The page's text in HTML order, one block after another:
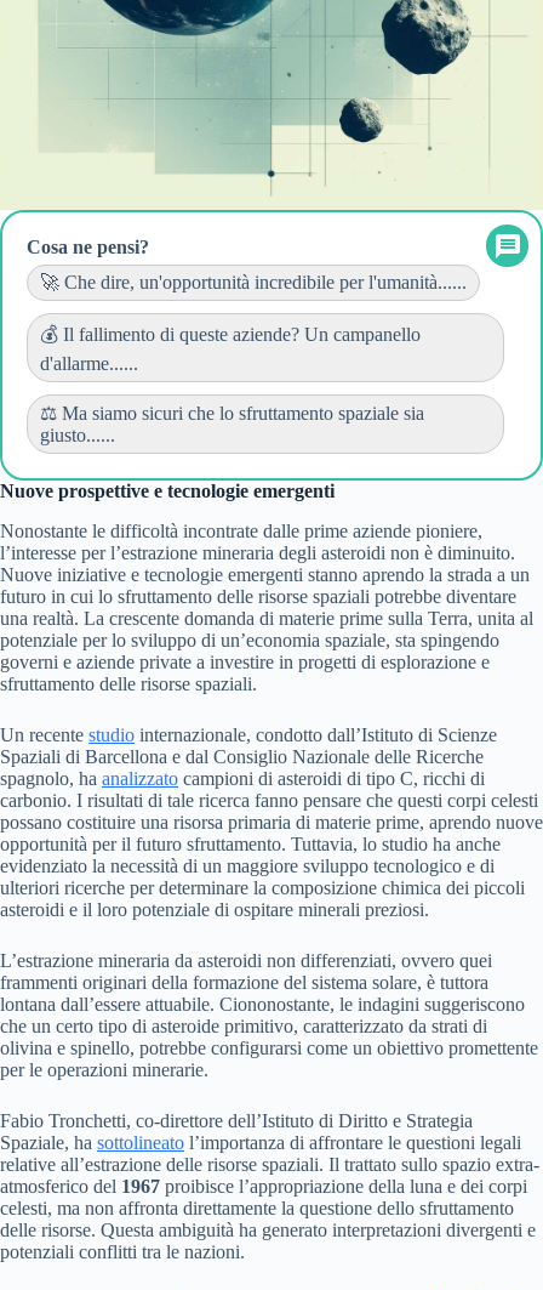
Cosa ne pensi?
🚀 Che dire, un'opportunità incredibile per l'umanità......
💰 Il fallimento di queste aziende? Un campanello
d'allarme......
⚖️ Ma siamo sicuri che lo sfruttamento spaziale sia
giusto......
Nuove prospettive e tecnologie emergenti
Nonostante le difficoltà incontrate dalle prime aziende pioniere,
l’interesse per l’estrazione mineraria degli asteroidi non è diminuito.
Nuove iniziative e tecnologie emergenti stanno aprendo la strada a un
futuro in cui lo sfruttamento delle risorse spaziali potrebbe diventare
una realtà. La crescente domanda di materie prime sulla Terra, unita al
potenziale per lo sviluppo di un’economia spaziale, sta spingendo
governi e aziende private a investire in progetti di esplorazione e
sfruttamento delle risorse spaziali.
Un recente studio internazionale, condotto dall’Istituto di Scienze
Spaziali di Barcellona e dal Consiglio Nazionale delle Ricerche
spagnolo, ha analizzato campioni di asteroidi di tipo C, ricchi di
carbonio. I risultati di tale ricerca fanno pensare che questi corpi celesti
possano costituire una risorsa primaria di materie prime, aprendo nuove
opportunità per il futuro sfruttamento. Tuttavia, lo studio ha anche
evidenziato la necessità di un maggiore sviluppo tecnologico e di
ulteriori ricerche per determinare la composizione chimica dei piccoli
asteroidi e il loro potenziale di ospitare minerali preziosi.
L’estrazione mineraria da asteroidi non differenziati, ovvero quei
frammenti originari della formazione del sistema solare, è tuttora
lontana dall’essere attuabile. Ciononostante, le indagini suggeriscono
che un certo tipo di asteroide primitivo, caratterizzato da strati di
olivina e spinello, potrebbe configurarsi come un obiettivo promettente
per le operazioni minerarie.
Fabio Tronchetti, co-direttore dell’Istituto di Diritto e Strategia
Spaziale, ha sottolineato l’importanza di affrontare le questioni legali
relative all’estrazione delle risorse spaziali. Il trattato sullo spazio extra-
atmosferico del 1967 proibisce l’appropriazione della luna e dei corpi
celesti, ma non affronta direttamente la questione dello sfruttamento
delle risorse. Questa ambiguità ha generato interpretazioni divergenti e
potenziali conflitti tra le nazioni.